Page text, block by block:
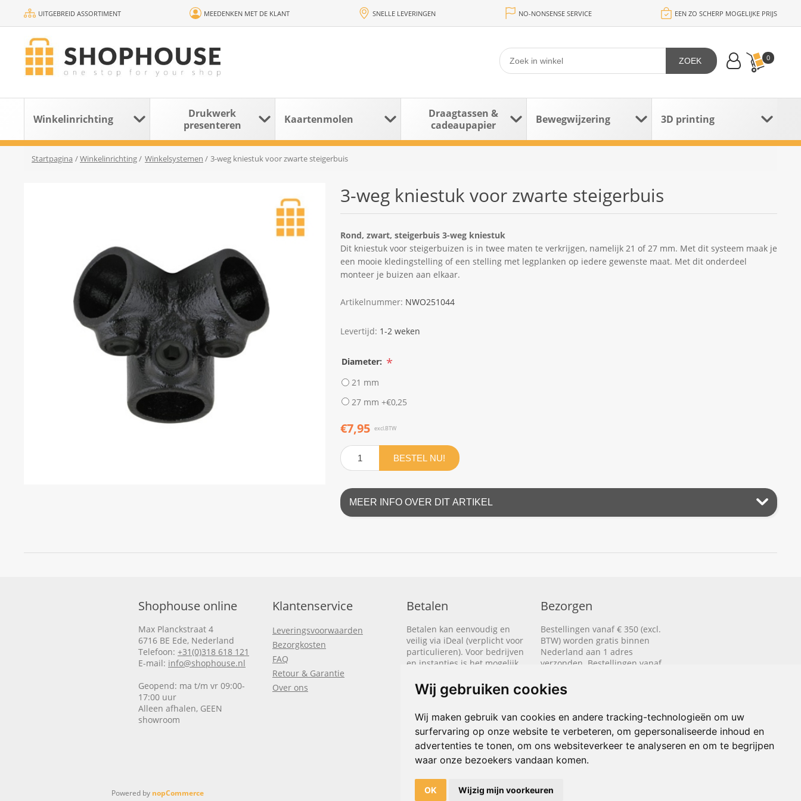
Wij gebruiken cookies
Wij maken gebruik van cookies en andere tracking-technologieën om uw
surfervaring op onze website te verbeteren, om gepersonaliseerde inhoud en
advertenties te tonen, om ons websiteverkeer te analyseren en om te begrijpen
waar onze bezoekers vandaan komen.
OK Wijzig mijn voorkeuren
UITGEBREID ASSORTIMENT MEEDENKEN MET DE KLANT SNELLE LEVERINGEN NO-NONSENSE SERVICE EEN ZO SCHERP MOGELIJKE PRIJS
0
ZOEK
Winkelinrichting
Drukwerk
presenteren
Kaartenmolen
Draagtassen &
cadeaupapier
Bewegwijzering 3D printing
Startpagina /Winkelinrichting/ Winkelsystemen / 3-weg kniestuk voor zwarte steigerbuis
3-weg kniestuk voor zwarte steigerbuis
Rond, zwart, steigerbuis 3-weg kniestuk
Dit kniestuk voor steigerbuizen is in twee maten te verkrijgen, namelijk 21 of 27 mm. Met dit systeem maak je
een mooie kledingstelling of een stelling met legplanken op iedere gewenste maat. Met dit onderdeel
monteer je buizen aan elkaar.
Artikelnummer: NWO251044
Levertijd: 1-2 weken
Diameter: *
21 mm
27 mm +€0,25
€7,95 excl.BTW
BESTEL NU!
MEER INFO OVER DIT ARTIKEL
Shophouse online
Max Planckstraat 4
6716 BE Ede, Nederland
Telefoon: +31(0)318 618 121
E-mail: info@shophouse.nl
Geopend: ma t/m vr 09:00-
17:00 uur
Alleen afhalen, GEEN
showroom
Klantenservice
Leveringsvoorwaarden
Bezorgkosten
FAQ
Retour & Garantie
Over ons
Betalen
Betalen kan eenvoudig en
veilig via iDeal (verplicht voor
particulieren). Voor bedrijven
en instanties is het mogelijk
We sturen je dan een factuur
nadat de bestelling is
Klik hier om meer te lezen of
bel+31(0)318 618 121
Bezorgen
Bestellingen vanaf € 350 (excl.
BTW) worden gratis binnen
Nederland aan 1 adres
verzonden. Bestellingen vanaf
gratis naar België aan 1 adres
verzonden.
Lees hier hoe het bezorgen
werkt.
Powered by nopCommerce